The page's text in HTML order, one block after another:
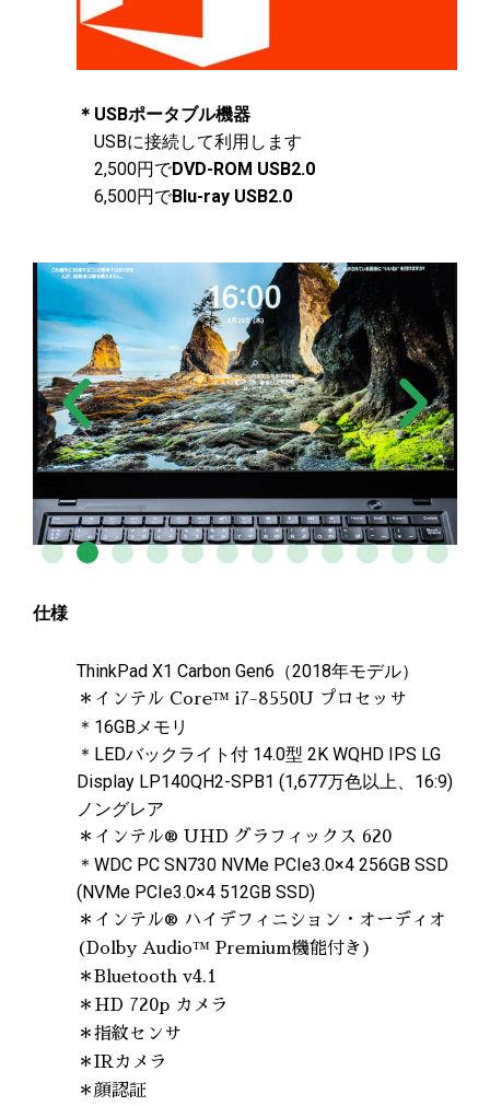
＊USBポータブル機器
USBに接続して利用します
2,500円でDVD-ROM USB2.0
6,500円でBlu-ray USB2.0
仕様
ThinkPad X1 Carbon Gen6（2018年モデル）
＊インテル Core™ i7-8550U プロセッサ
＊16GBメモリ
＊LEDバックライト付 14.0型 2K WQHD IPS LG
Display LP140QH2-SPB1 (1,677万色以上、16:9)
ノングレア
＊インテル® UHD グラフィックス 620
＊WDC PC SN730 NVMe PCIe3.0×4 256GB SSD
(NVMe PCIe3.0×4 512GB SSD)
＊インテル® ハイデフィニション・オーディオ
(Dolby Audio™ Premium機能付き)
＊Bluetooth v4.1
＊HD 720p カメラ
＊指紋センサ
＊IRカメラ
＊顔認証